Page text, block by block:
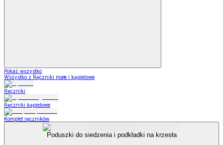
Pokaż wszystko
Wszystko z Ręczniki małe i kąpielowe
Ręczniki
Ręczniki kąpielowe
Komplet ręczników
Poduszki do siedzenia i podkładki na krzesła